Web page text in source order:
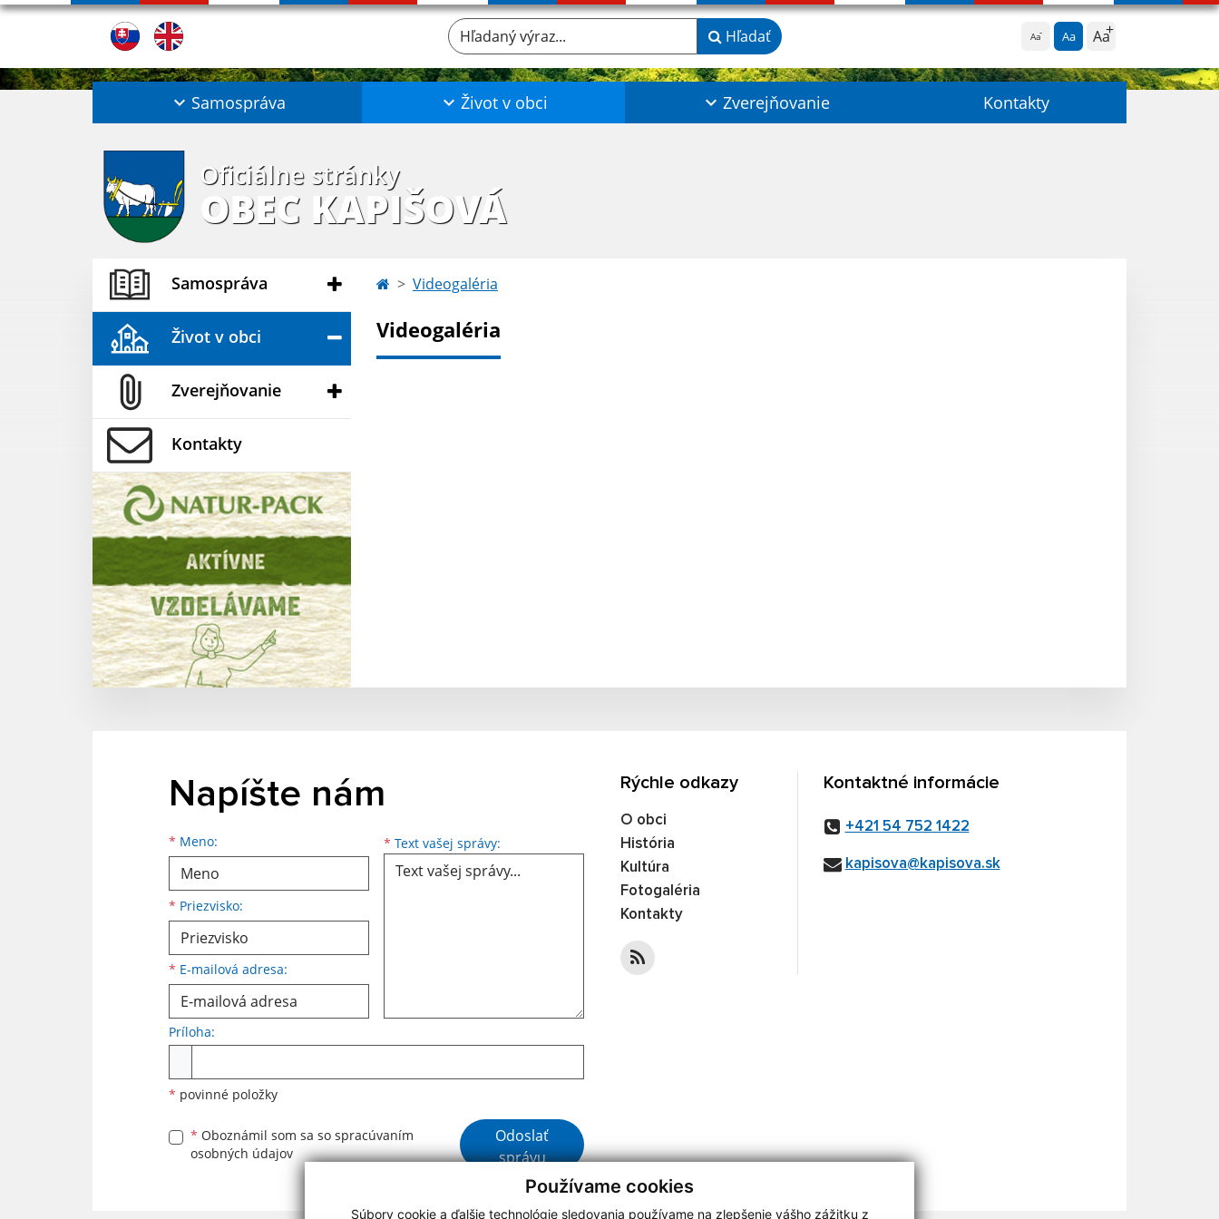
Používame cookies
Súbory cookie a ďalšie technológie sledovania používame na zlepšenie vášho zážitku z
Aa Aa Aa
Hľadaný výraz... Hľadať
Samospráva Život v obci Zverejňovanie Kontakty
Oficiálne stránky
OBEC KAPIŠOVÁ
Samospráva
Život v obci
Zverejňovanie
Kontakty
Videogaléria
Videogaléria
Napíšte nám
* Meno:
Meno
* Priezvisko:
Priezvisko
* E-mailová adresa:
E-mailová adresa * Text vašej správy: Text vašej správy...
Príloha:
* povinné položky
* Oboznámil som sa so spracúvaním
osobných údajov
Google reCaptcha Response
Odoslať
správu
Rýchle odkazy
O obci
História
Kultúra
Fotogaléria
Kontakty
Kontaktné informácie
+421 54 752 1422
kapisova@kapisova.sk